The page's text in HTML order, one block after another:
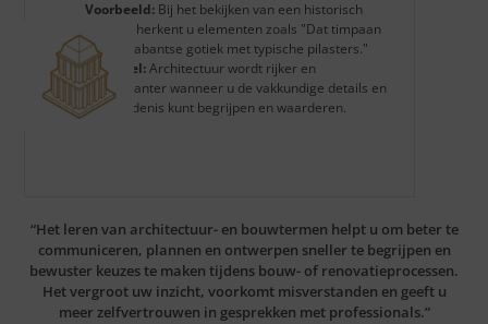
Voorbeeld: Bij het bekijken van een historisch
gebouw herkent u elementen zoals "Dat timpaan
toont Brabantse gotiek met typische pilasters."
Voordeel:Architectuur wordt rijker en
interessanter wanneer u de vakkundige details en
geschiedenis kunt begrijpen en waarderen.
“Het leren van architectuur- en bouwtermen helpt u om beter te
communiceren, plannen en ontwerpen sneller te begrijpen en
bewuster keuzes te maken tijdens bouw- of renovatieprocessen.
Het vergroot uw inzicht, voorkomt misverstanden en geeft u
meer zelfvertrouwen in gesprekken met professionals.”